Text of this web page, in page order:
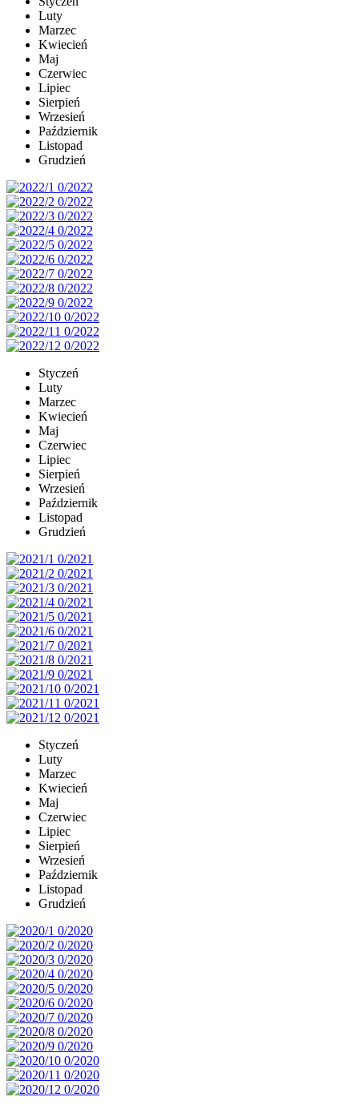
Luty
Marzec
Kwiecień
Maj
Czerwiec
Lipiec
Sierpień
Wrzesień
Październik
Listopad
Grudzień
Styczeń
Luty
Marzec
Kwiecień
Maj
Czerwiec
Lipiec
Sierpień
Wrzesień
Październik
Listopad
Grudzień
Styczeń
Luty
Marzec
Kwiecień
Maj
Czerwiec
Lipiec
Sierpień
Wrzesień
Październik
Listopad
Grudzień